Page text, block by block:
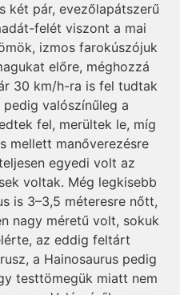
két pár, evezőlapátszerű
felét viszont a mai
izmos farokúszójuk
előre, méghozzá
30 km/h-ra is fel tudtak
valószínűleg a
fel, merültek le, míg
mellett manőverezésre
egyedi volt az
voltak. Még legkisebb
is 3–3,5 méteresre nőtt,
nagy méretű volt, sokuk
az eddig feltárt
a Hainosaurus pedig
testtömegük miatt nem